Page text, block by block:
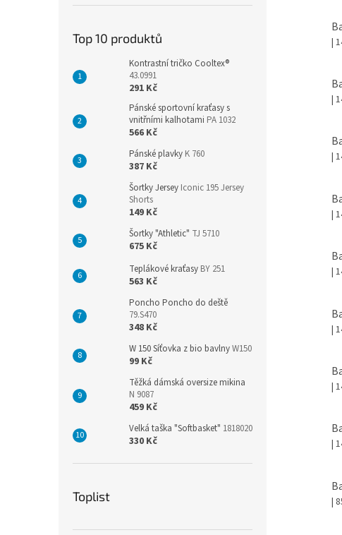
Top 10 produktů
Kontrastní tričko Cooltex®
43.0991
291 Kč
Pánské sportovní kraťasy s
vnitřními kalhotami PA 1032
566 Kč
Pánské plavky K 760
387 Kč
Šortky Jersey Iconic 195 Jersey
Shorts
149 Kč
Šortky "Athletic" TJ 5710
675 Kč
Teplákové kraťasy BY 251
563 Kč
Poncho Poncho do deště
79.S470
348 Kč
W 150 Síťovka z bio bavlnyW150
99 Kč
Těžká dámská oversize mikina
N 9087
459 Kč
Velká taška "Softbasket" 1818020
330 Kč
Toplist
|
|
|
|
|
|
|
|
|